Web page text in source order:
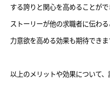
する誇りと関心を高めることが
ストーリーが他の求職者に伝わ
力意欲を高める効果も期待できま
以上のメリットや効果について、